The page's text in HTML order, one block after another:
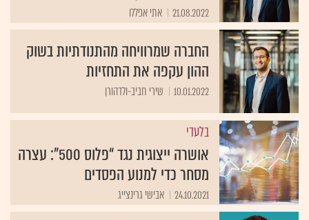
21.08.2022 אתי אפללו
החברה שמרוויחה מהתנודתיות בשוק
ההון עקפה את התחזיות
10.01.2022 שירי חביב-ולדהורן
בלעדי
אושרה ייצוגית נגד “פלוס 500”: עצרה
מסחר כדי למנוע הפסדים
24.10.2021 אבישי גרינצייג